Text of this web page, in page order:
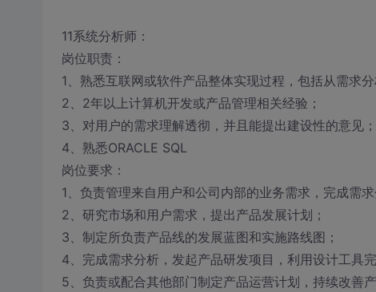
11系统分析师：
岗位职责：
1、熟悉互联网或软件产品整体实现过程，包括从需求分
2、2年以上计算机开发或产品管理相关经验；
3、对用户的需求理解透彻，并且能提出建设性的意见；
4、熟悉ORACLE SQL
岗位要求：
1、负责管理来自用户和公司内部的业务需求，完成需
2、研究市场和用户需求，提出产品发展计划；
3、制定所负责产品线的发展蓝图和实施路线图；
4、完成需求分析，发起产品研发项目，利用设计工具
5、负责或配合其他部门制定产品运营计划，持续改善产